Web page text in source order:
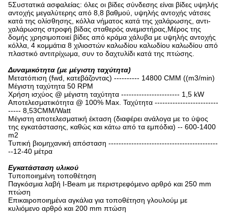
5Συστατικά ασφαλείας: όλες οι βίδες σύνδεσης είναι βίδες υψηλής
αντοχής μεγαλύτερης από 8,8 βαθμού, υψηλής αντοχής νάτσες
κατά της ολίσθησης, κόλλα νήματος κατά της χαλάρωσης, αντι-
χαλάρωσης στροφή βίδας σταθερός ανεμιστήρας,Μέρος της
δομής χρησιμοποιεί βίδες από κράμα χάλυβα με υψηλής αντοχής
κόλλα, 4 κομμάτια 8 χιλιοστών καλωδίου καλωδίου καλωδίου από
πλαστικό αντιτρίχωμα, συν το δαχτυλίδι κατά της πτώσης.
Δυναμικότητα (με μέγιστη ταχύτητα)
Μετατόπιση (fwd, κατεβάζοντας) ---------- 14800 CMM ((m3/min)
Μέγιστη ταχύτητα 50 RPM
Χρήση ισχύος @ μέγιστη ταχύτητα ----------------------- 1,5 kW
Αποτελεσματικότητα @ 100% Max. Ταχύτητα -------------------------
----- 8,53CMM/Watt
Μέγιστη αποτελεσματική έκταση (διαφέρει ανάλογα με το ύψος
της εγκατάστασης, καθώς και κάτω από τα εμπόδια) -- 600-1400
m2
Τυπική βιομηχανική απόσταση -------------------------------------------
--12-40 μέτρα
Εγκατάσταση υλικού
Τυποποιημένη τοποθέτηση
Παγκόσμια λαβή I-Beam με περιστρεφόμενο αρθρό και 250 mm
πτώση
Επικαιροποιημένα αγκάλια για τοποθέτηση γλουλούμ με
κυλιόμενο αρθρό και 200 mm πτώση